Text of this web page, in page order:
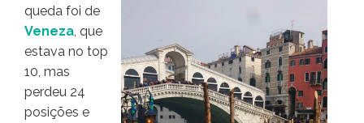
queda foi de
Veneza, que
estava no top
10, mas
perdeu 24
posições e